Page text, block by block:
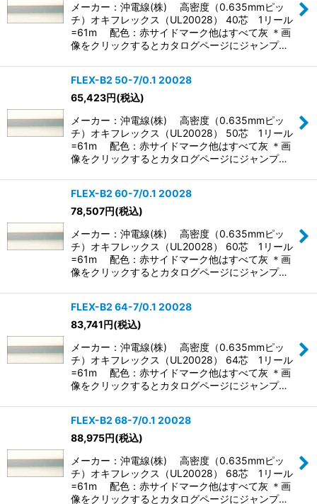
メーカー：沖電線(株) 高密度（0.635mmピッ
チ）オキフレックス（UL20028） 40芯 1リール
=61m 配色：赤サイドマーク他はすべて灰 ＊画
像をクリックするとカタログページにジャンプ…
FLEX-B2 50-7/0.1 20028
65,423円(税込)
メーカー：沖電線(株) 高密度（0.635mmピッ
チ）オキフレックス（UL20028） 50芯 1リール
=61m 配色：赤サイドマーク他はすべて灰 ＊画
像をクリックするとカタログページにジャンプ…
FLEX-B2 60-7/0.1 20028
78,507円(税込)
メーカー：沖電線(株) 高密度（0.635mmピッ
チ）オキフレックス（UL20028） 60芯 1リール
=61m 配色：赤サイドマーク他はすべて灰 ＊画
像をクリックするとカタログページにジャンプ…
FLEX-B2 64-7/0.1 20028
83,741円(税込)
メーカー：沖電線(株) 高密度（0.635mmピッ
チ）オキフレックス（UL20028） 64芯 1リール
=61m 配色：赤サイドマーク他はすべて灰 ＊画
像をクリックするとカタログページにジャンプ…
FLEX-B2 68-7/0.1 20028
88,975円(税込)
メーカー：沖電線(株) 高密度（0.635mmピッ
チ）オキフレックス（UL20028） 68芯 1リール
=61m 配色：赤サイドマーク他はすべて灰 ＊画
像をクリックするとカタログページにジャンプ…